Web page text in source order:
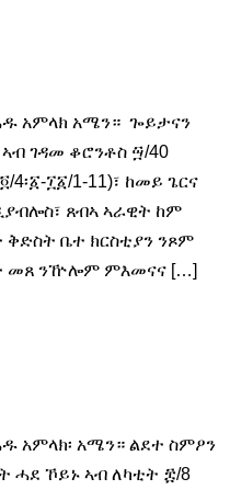
አምላክ አሜን። ጐይታናን
ገዳመ ቆሮንቶስ ፵/40
፲፩/1-11)፣ ከመይ ጌርና
ጸብኣ ኣራዊት ከም
ቅድስት ቤተ ክርስቲያን ንጾም
መጸ ንዅሎም ምእመናና […]
አምላክ፡ አሜን። ልደተ ስምዖን
ሓደ ኾይኑ ኣብ ለካቲት ፰/8